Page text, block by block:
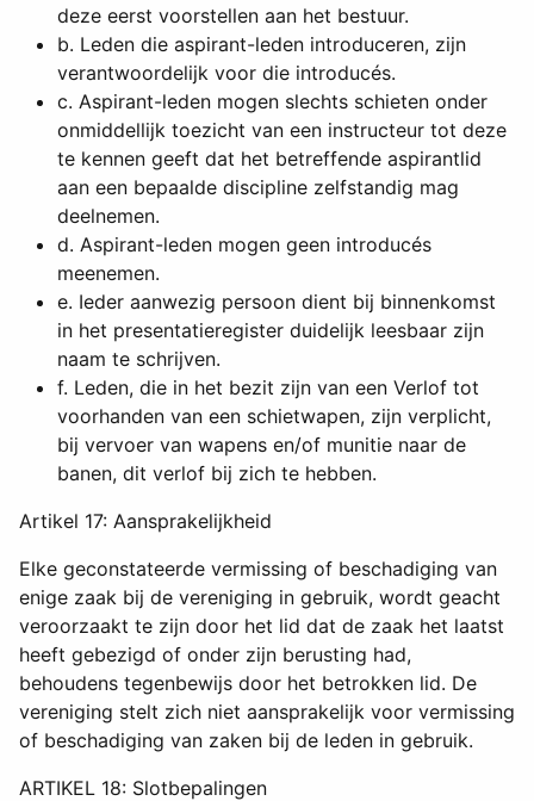
deze eerst voorstellen aan het bestuur.
b. Leden die aspirant-leden introduceren, zijn
verantwoordelijk voor die introducés.
c. Aspirant-leden mogen slechts schieten onder
onmiddellijk toezicht van een instructeur tot deze
te kennen geeft dat het betreffende aspirantlid
aan een bepaalde discipline zelfstandig mag
deelnemen.
d. Aspirant-leden mogen geen introducés
meenemen.
e. Ieder aanwezig persoon dient bij binnenkomst
in het presentatieregister duidelijk leesbaar zijn
naam te schrijven.
f. Leden, die in het bezit zijn van een Verlof tot
voorhanden van een schietwapen, zijn verplicht,
bij vervoer van wapens en/of munitie naar de
banen, dit verlof bij zich te hebben.
Artikel 17: Aansprakelijkheid
Elke geconstateerde vermissing of beschadiging van
enige zaak bij de vereniging in gebruik, wordt geacht
veroorzaakt te zijn door het lid dat de zaak het laatst
heeft gebezigd of onder zijn berusting had,
behoudens tegenbewijs door het betrokken lid. De
vereniging stelt zich niet aansprakelijk voor vermissing
of beschadiging van zaken bij de leden in gebruik.
ARTIKEL 18: Slotbepalingen